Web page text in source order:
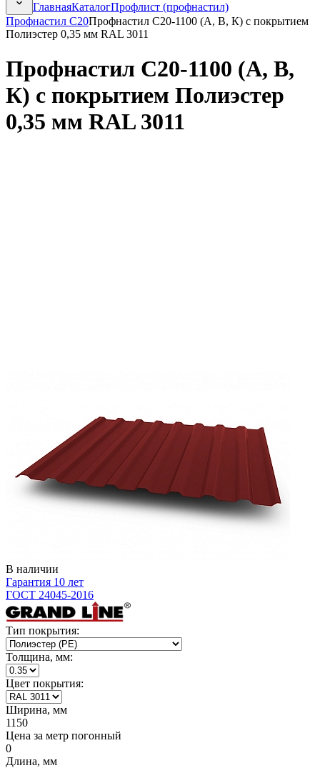
ГлавнаяКаталогПрофлист (профнастил)
Профнастил С20Профнастил С20-1100 (А, В, К) с покрытием
Полиэстер 0,35 мм RAL 3011
Профнастил С20-1100 (А, В,
К) с покрытием Полиэстер
0,35 мм RAL 3011
В наличии
Гарантия 10 лет
ГОСТ 24045-2016
Тип покрытия:
Толщина, мм:
Цвет покрытия:
Ширина, мм
1150
Цена за метр погонный
0
Длина, мм